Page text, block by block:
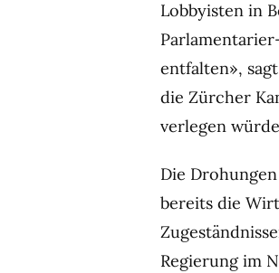
Lobbyisten in
entfalten»,
die Zürcher
verlegen
Die
bereits die
Regierung im